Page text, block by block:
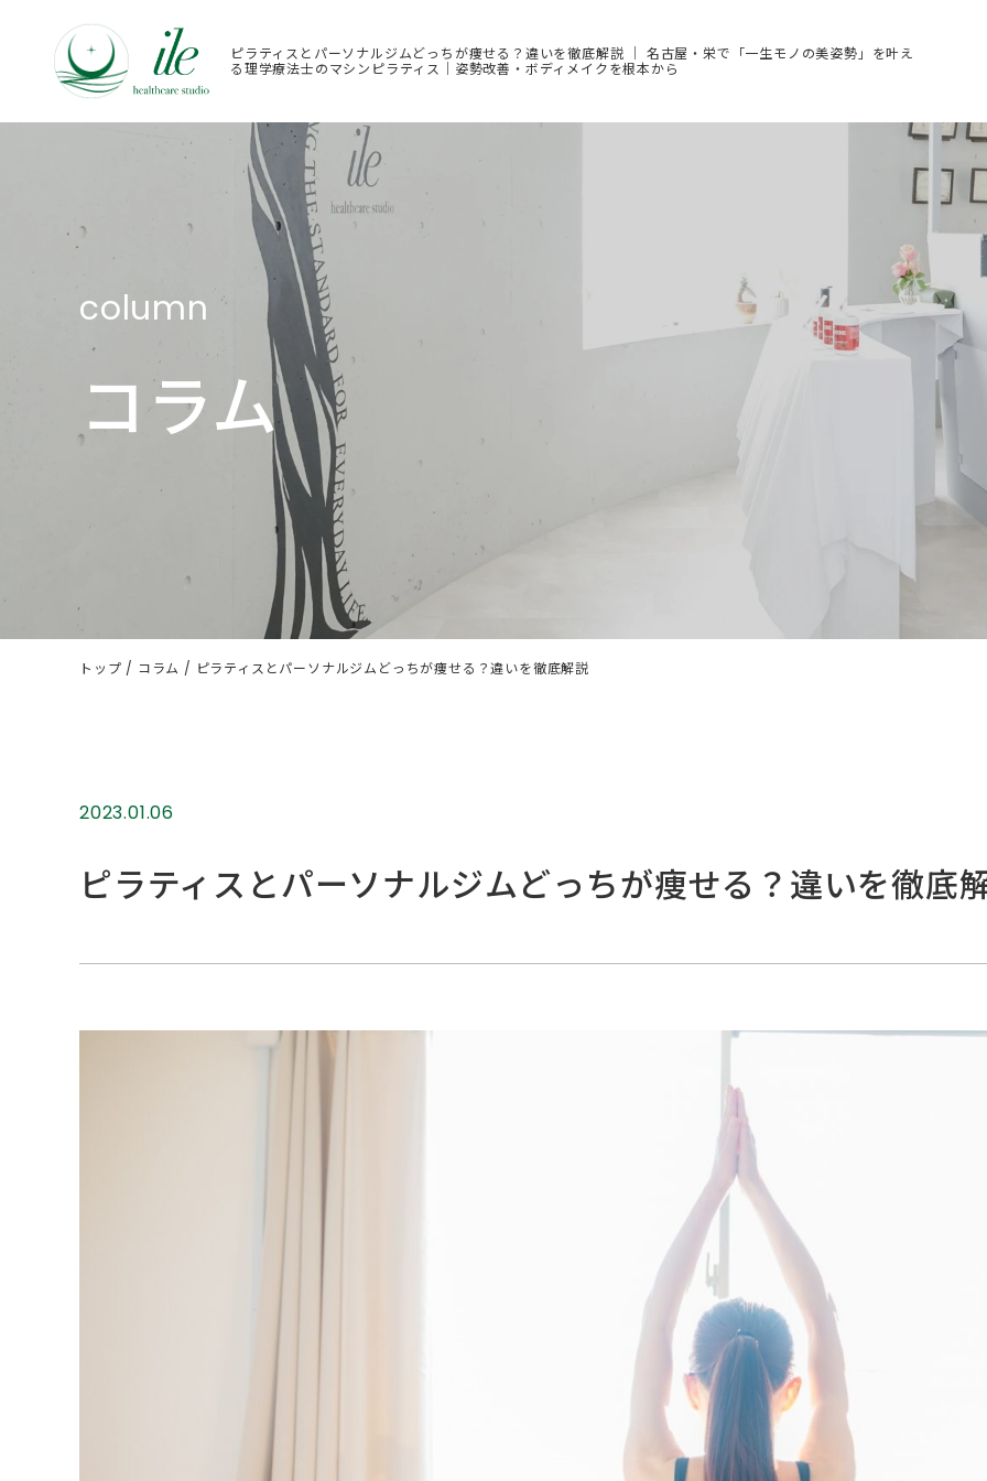
ピラティスとパーソナルジムどっちが痩せる？違いを徹底解説 ｜ 名古屋・栄で「一生モノの美姿勢」を叶え
る理学療法士のマシンピラティス｜姿勢改善・ボディメイクを根本から
column
コラム
トップ コラム ピラティスとパーソナルジムどっちが痩せる？違いを徹底解説
2023.01.06
ピラティスとパーソナルジムどっちが痩せる？違いを徹底